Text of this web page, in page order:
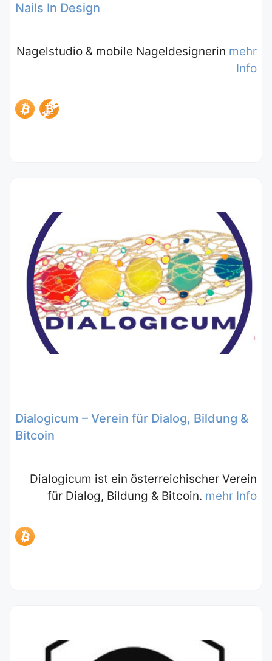
Nails In Design
Nagelstudio & mobile Nageldesignerin mehr
Info
Dialogicum – Verein für Dialog, Bildung &
Bitcoin
Dialogicum ist ein österreichischer Verein
für Dialog, Bildung & Bitcoin. mehr Info